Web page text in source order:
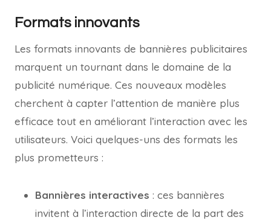
Formats innovants
Les formats innovants de bannières publicitaires
marquent un tournant dans le domaine de la
publicité numérique. Ces nouveaux modèles
cherchent à capter l’attention de manière plus
efficace tout en améliorant l’interaction avec les
utilisateurs. Voici quelques-uns des formats les
plus prometteurs :
Bannières interactives : ces bannières
invitent à l’interaction directe de la part des